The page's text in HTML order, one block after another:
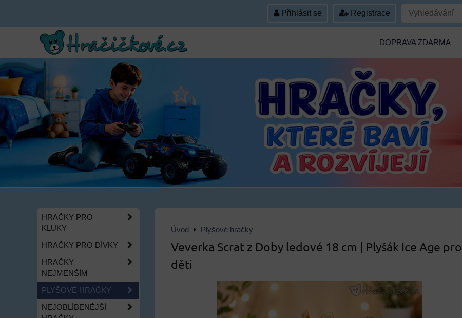
Přihlásit se Registrace
DOPRAVA ZDARMA
Úvod Plyšové hračky
Veverka Scrat z Doby ledové 18 cm | Plyšák Ice Age pro
děti
HRAČKY PRO
KLUKY
HRAČKY PRO DÍVKY
HRAČKY
NEJMENŠÍM
PLYŠOVÉ HRAČKY
NEJOBLÍBENĚJŠÍ